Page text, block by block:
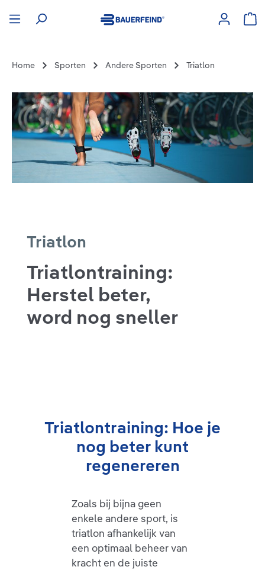
Home Sporten Andere Sporten Triatlon
Triatlon
Triatlontraining:
Herstel beter,
word nog sneller
Triatlontraining: Hoe je
nog beter kunt
regenereren
Zoals bij bijna geen
enkele andere sport, is
triatlon afhankelijk van
een optimaal beheer van
kracht en de juiste